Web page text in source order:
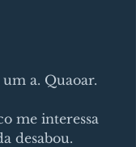
a. Quaoar.
me interessa
desabou.